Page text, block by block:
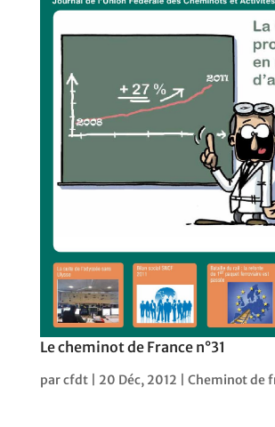
Le cheminot de France n°31
parcfdt| 20 Déc, 2012 Cheminot de